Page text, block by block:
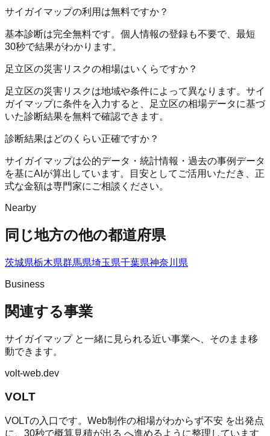
サイガイマップの利用は無料ですか？
基本診断は完全無料です。個人情報の登録も不要で、最短
30秒で結果がわかります。
足立区の災害リスクの相場はいくらですか？
足立区の災害リスクは地域や条件によって異なります。サイ
ガイマップに条件を入力すると、足立区の相場データに基づ
いた診断結果を無料で確認できます。
診断結果はどのくらい正確ですか？
サイガイマップは公的データ・統計情報・過去の事例データ
を基にAIが算出しています。目安としてご活用いただき、正
式な金額は専門家にご相談ください。
Nearby
同じ地方の他の都道府県
茨城県栃木県群馬県埼玉県千葉県神奈川県
Business
関連する事業
サイガイマップと一緒に見られる近い事業へ、そのまま移
動できます。
volt-web.dev
VOLT
VOLTの入口です。Web制作の相場がわからず不安 を出発点
に、30秒で概算見積が出る へ進めるように整理しています